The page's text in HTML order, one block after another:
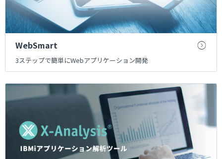
WebSmart
3ステップで簡単にWebアプリケーション開発